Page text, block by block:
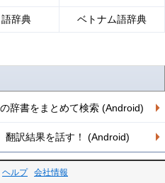
語辞典 ベトナム語辞典
辞書をまとめて検索 (Android)
翻訳結果を話す！ (Android)
ヘルプ 会社情報